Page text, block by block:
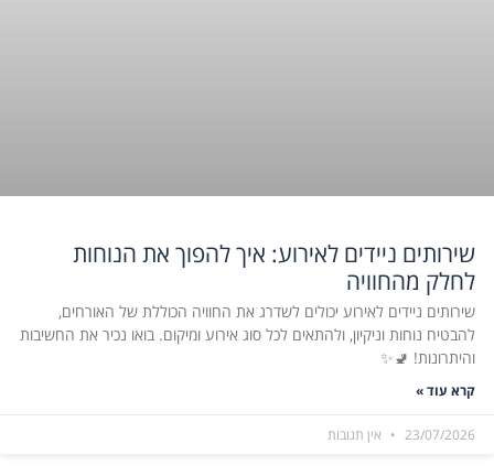
שירותים ניידים לאירוע: איך להפוך את הנוחות
לחלק מהחוויה
שירותים ניידים לאירוע יכולים לשדרג את החוויה הכוללת של האורחים,
להבטיח נוחות וניקיון, ולהתאים לכל סוג אירוע ומיקום. בואו נכיר את החשיבות
והיתרונות! 🚽✨
קרא עוד »
23/07/2026 אין תגובות